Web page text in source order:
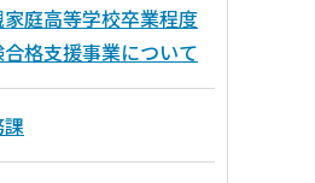
庭高等学校卒業程度
格支援事業について